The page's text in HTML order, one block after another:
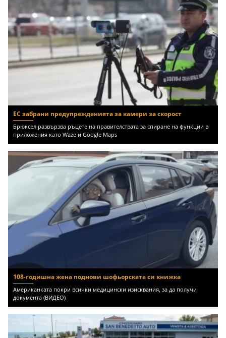
ЕС забрани предупрежденията за камери за скорост
Брюксел развързва ръцете на правителствата за спиране на функции в
приложения като Waze и Google Maps
108-годишна жена поднови шофьорската си книжка
Американката покри всички медицински изисквания, за да получи
документа (ВИДЕО)